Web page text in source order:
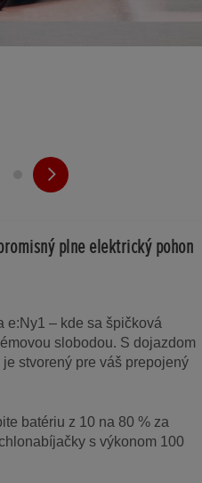
plne elektrický pohon
e:Ny1 – kde sa špičková
slobodou. S dojazdom
stvorený pre váš prepojený
batériu z 10 na 80 % za
s výkonom 100